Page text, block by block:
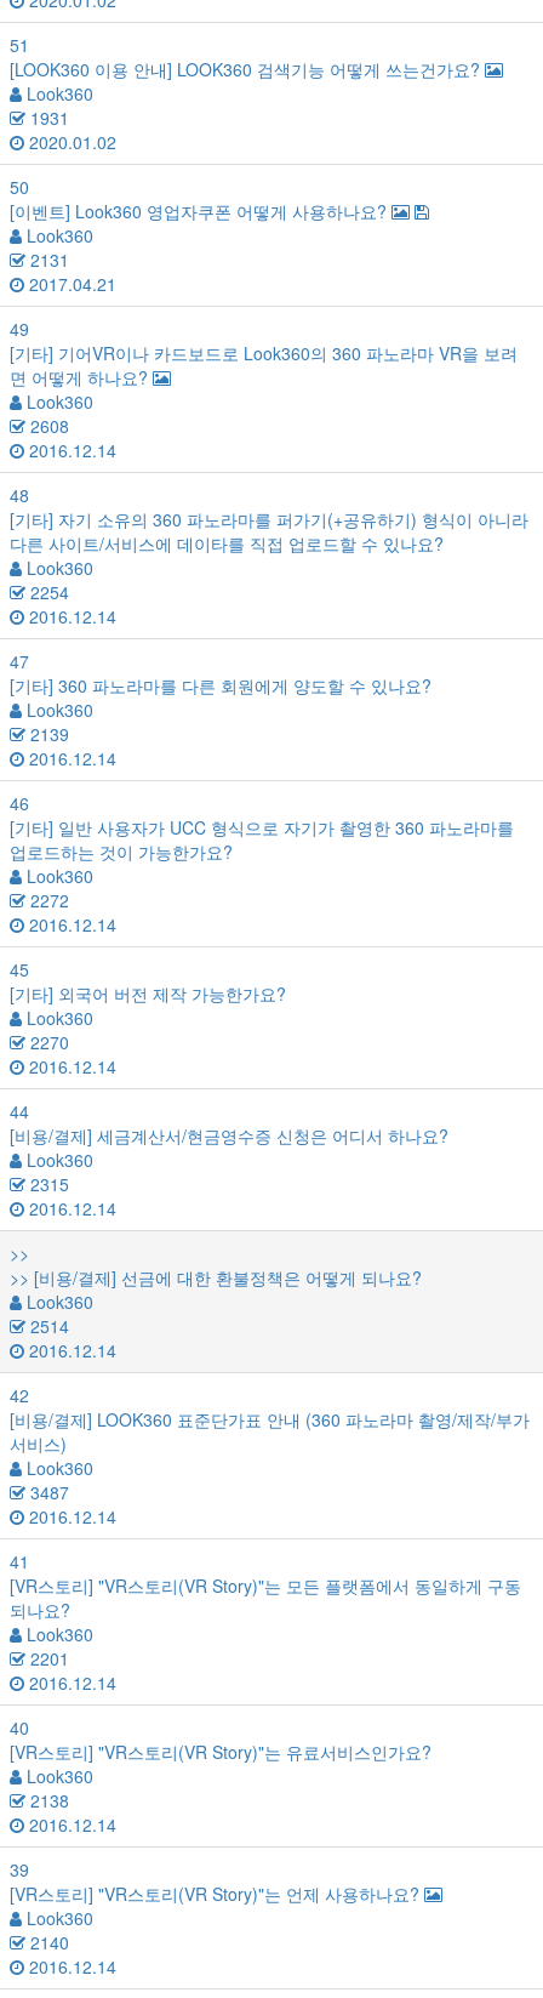
51
[LOOK360 이용 안내] LOOK360 검색기능 어떻게 쓰는건가요?
Look360
1931
2020.01.02
50
[이벤트] Look360 영업자쿠폰 어떻게 사용하나요?
Look360
2131
2017.04.21
49
[기타] 기어VR이나 카드보드로 Look360의 360 파노라마 VR을 보려
면 어떻게 하나요?
Look360
2608
2016.12.14
48
[기타] 자기 소유의 360 파노라마를 퍼가기(+공유하기) 형식이 아니라
다른 사이트/서비스에 데이타를 직접 업로드할 수 있나요?
Look360
2254
2016.12.14
47
[기타] 360 파노라마를 다른 회원에게 양도할 수 있나요?
Look360
2139
2016.12.14
46
[기타] 일반 사용자가 UCC 형식으로 자기가 촬영한 360 파노라마를
업로드하는 것이 가능한가요?
Look360
2272
2016.12.14
45
[기타] 외국어 버전 제작 가능한가요?
Look360
2270
2016.12.14
44
[비용/결제] 세금계산서/현금영수증 신청은 어디서 하나요?
Look360
2315
2016.12.14
>>
>> [비용/결제] 선금에 대한 환불정책은 어떻게 되나요?
Look360
2514
2016.12.14
42
[비용/결제] LOOK360 표준단가표 안내 (360 파노라마 촬영/제작/부가
서비스)
Look360
3487
2016.12.14
41
[VR스토리] "VR스토리(VR Story)"는 모든 플랫폼에서 동일하게 구동
되나요?
Look360
2201
2016.12.14
40
[VR스토리] "VR스토리(VR Story)"는 유료서비스인가요?
Look360
2138
2016.12.14
39
[VR스토리] "VR스토리(VR Story)"는 언제 사용하나요?
Look360
2140
2016.12.14